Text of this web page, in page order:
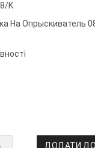
K
На Опрыскиватель
ДОДАТИ